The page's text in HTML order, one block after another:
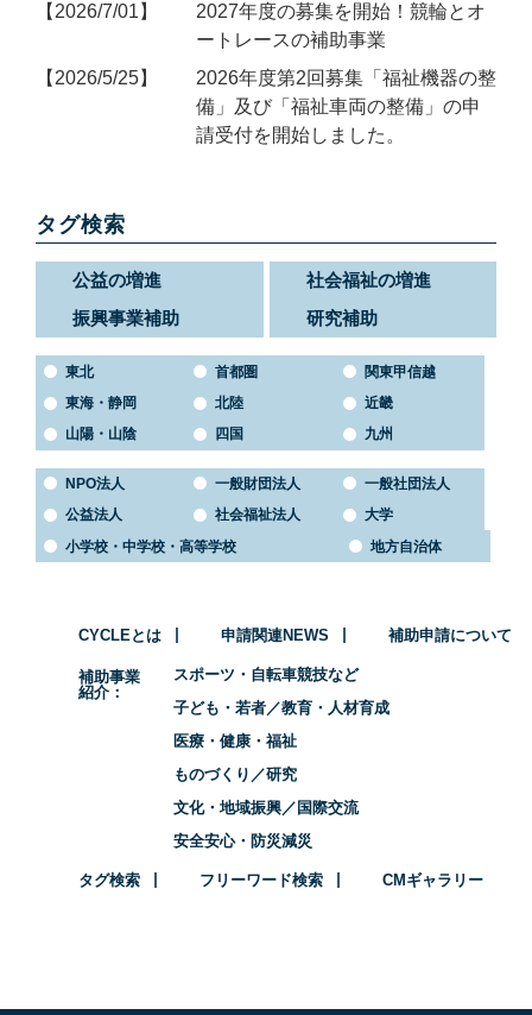
2026/7/01
2027年度の募集を開始！競輪とオ
ートレースの補助事業
2026/5/25
2026年度第2回募集「福祉機器の整
備」及び「福祉車両の整備」の申
請受付を開始しました。
タグ検索
公益の増進
社会福祉の増進
振興事業補助
研究補助
東北 首都圏
関東甲信越
東海・静岡
北陸
近畿
山陽・山陰
四国 九州
NPO法人 一般財団法人
一般社団法人
公益法人
社会福祉法人
大学
小学校・中学校・高等学校
地方自治体
CYCLEとは 申請関連NEWS 補助申請について
補助事業
紹介
スポーツ・自転車競技など
子ども・若者／教育・人材育成
医療・健康・福祉
ものづくり／研究
文化・地域振興／国際交流
安全安心・防災減災
タグ検索 フリーワード検索 CMギャラリー